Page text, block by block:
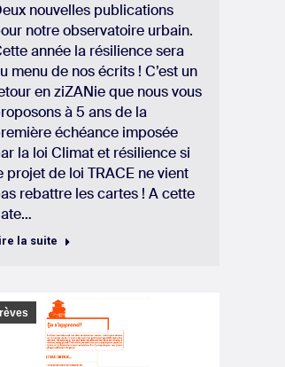
nouvelles publications
notre observatoire urbain.
année la résilience sera
menu de nos écrits ! C’est un
en ziZANie que nous vous
à 5 ans de la
échéance imposée
la loi Climat et résilience si
projet de loi TRACE ne vient
rebattre les cartes ! A cette
la suite